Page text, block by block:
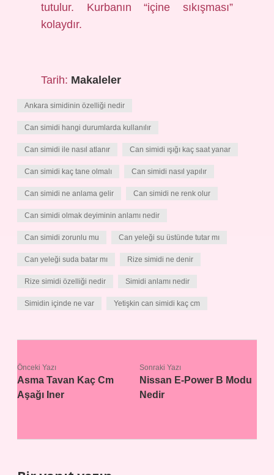
tutulur. Kurbanın “içine sıkışması”
kolaydır.
Tarih: Makaleler
Ankara simidinin özelliği nedir
Can simidi hangi durumlarda kullanılır
Can simidi ile nasıl atlanır Can simidi ışığı kaç saat yanar
Can simidi kaç tane olmalı Can simidi nasıl yapılır
Can simidi ne anlama gelir Can simidi ne renk olur
Can simidi olmak deyiminin anlamı nedir
Can simidi zorunlu mu Can yeleği su üstünde tutar mı
Can yeleği suda batar mı Rize simidi ne denir
Rize simidi özelliği nedir Simidi anlamı nedir
Simidin içinde ne var Yetişkin can simidi kaç cm
Önceki Yazı
Asma Tavan Kaç Cm
Aşağı Iner
Sonraki Yazı
Nissan E-Power B Modu
Nedir